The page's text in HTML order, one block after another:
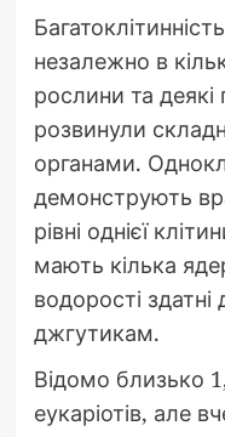
незалежно в
рослини та деякі
розвинули
органами.
демонструють
рівні однієї
мають кілька
водорості
джгутикам.
Відомо близько
еукаріотів, але